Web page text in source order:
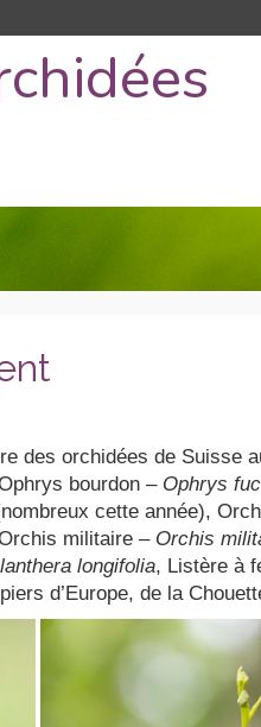
des orchidées de Suisse
bourdon – Ophrys
cette année),
militaire – Orchis
longifolia, Listère à
d’Europe, de la